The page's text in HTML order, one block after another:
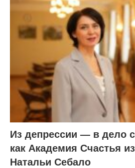
Из депрессии — в дело
как Академия Счастья
Натальи Себало